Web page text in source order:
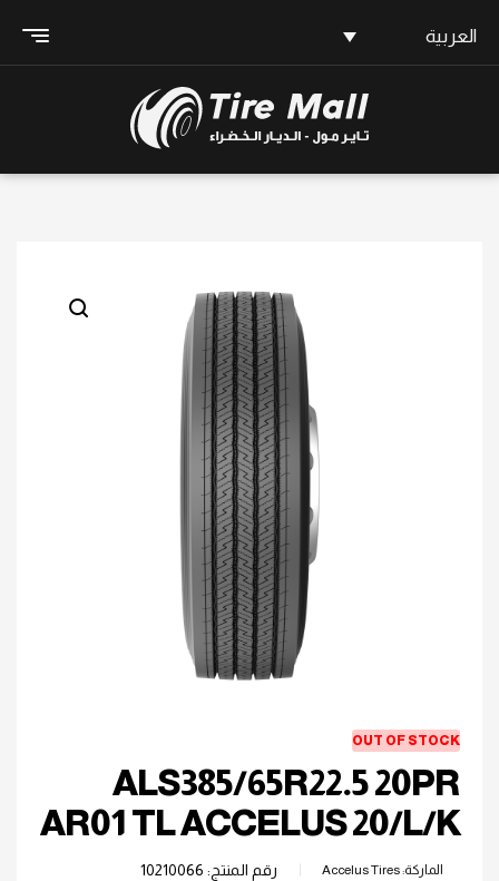
العربية
OUT OF STOCK
ALS385/65R22.5 20PR
AR01 TL ACCELUS 20/L/K
الماركة:Accelus Tires رقم المنتج: 10210066